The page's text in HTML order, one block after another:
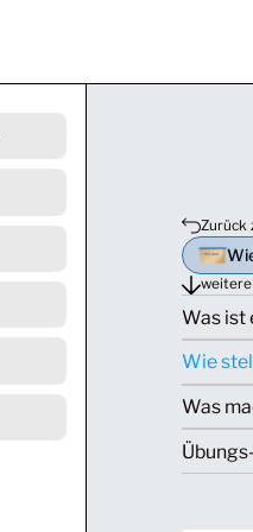
Zurück
Was ist
Wie
Was